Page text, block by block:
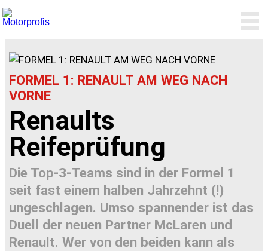
FORMEL 1: RENAULT AM WEG NACH
VORNE
Renaults
Reifeprüfung
Die Top-3-Teams sind in der Formel 1
seit fast einem halben Jahrzehnt (!)
ungeschlagen. Umso spannender ist das
Duell der neuen Partner McLaren und
Renault. Wer von den beiden kann als